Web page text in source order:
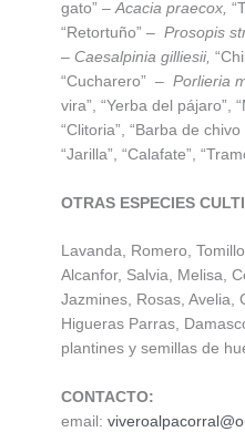
gato” – Acacia praecox,
“Retortuño” – Prosopis
– Caesalpinia gilliesii,
“Cucharero” – Porlieria
vira”, “Yerba del pájaro”,
“Clitoria”, “Barba de chivo
“Jarilla”, “Calafate”,
OTRAS ESPECIES
Lavanda, Romero,
Alcanfor, Salvia, Melisa,
Jazmines, Rosas, Avelia,
Higueras Parras,
plantines y semillas de
CONTACTO:
email: